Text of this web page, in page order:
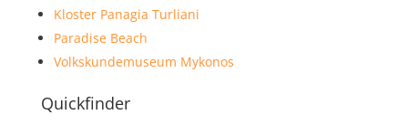
Kloster Panagia Turliani
Paradise Beach
Volkskundemuseum Mykonos
Quickfinder